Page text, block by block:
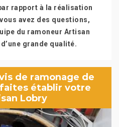
rapport à la réalisation
avez des questions,
du ramoneur Artisan
grande qualité.
de ramonage de
faites établir votre
Lobry